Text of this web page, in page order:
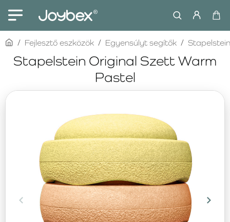
Stapelstein Original Szett Warm
Pastel
homeFejlesztő eszközök Egyensúlyt segítők Stapelstein